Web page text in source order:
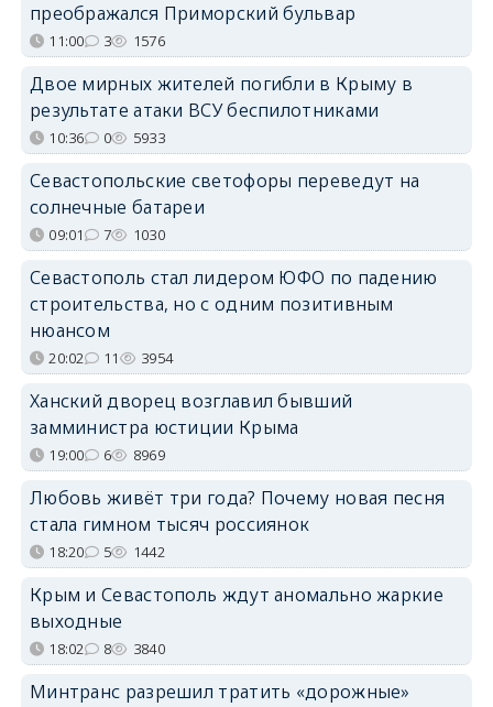
преображался Приморский бульвар
11:00 3 1576
Двое мирных жителей погибли в Крыму в
результате атаки ВСУ беспилотниками
10:36 0 5933
Севастопольские светофоры переведут на
солнечные батареи
09:01 7 1030
Севастополь стал лидером ЮФО по падению
строительства, но с одним позитивным
нюансом
20:02 11 3954
Ханский дворец возглавил бывший
замминистра юстиции Крыма
19:00 6 8969
Любовь живёт три года? Почему новая песня
стала гимном тысяч россиянок
18:20 5 1442
Крым и Севастополь ждут аномально жаркие
выходные
18:02 8 3840
Минтранс разрешил тратить «дорожные»